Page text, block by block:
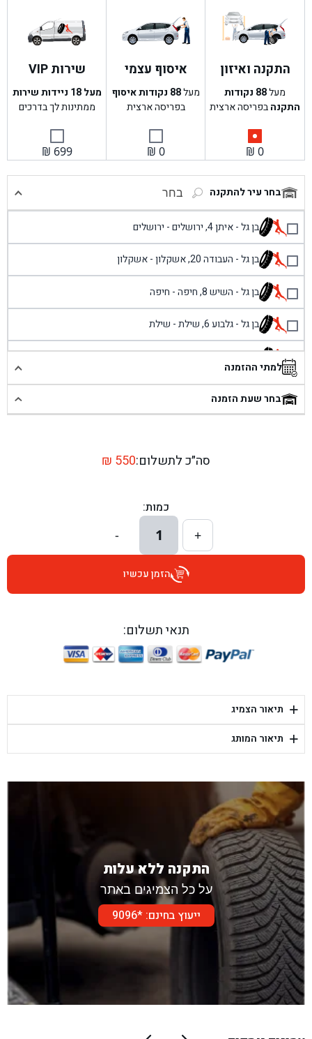
התקנה ואיזון
מעל88 נקודות
התקנהבפריסה ארצית
₪ 0
איסוף עצמי
מעל88 נקודות איסוף
בפריסה ארצית
₪ 0
שירות VIP
מעל 18 ניידות שירות
ממתינות לך בדרכים
₪ 699
בחר עיר להתקנה בחר
בן גל - איתן 4, ירושלים - ירושלים
בן גל - העבודה 20, אשקלון - אשקלון
בן גל - השיש 8, חיפה - חיפה
בן גל - גלבוע 6, שילת - שילת
בן גל - פוריידיס, כניסה צפונית מול כביש 4 - פרדיס
בן גל - שכונת אזור תעשייה זעירה, עיילבון - עיילבון
בן גל - דרך השבעה 20, אזור - אזור
בן גל - הרצל 6, גדרה - גדרה
בן גל - שדרות דוד בן גוריון 8, באר שבע - באר שבע
בן גל - היובלים 26, הוד השרון - הוד השרון
בן גל - יפת 88, תל אביב יפו - תל אביב
בן גל - דור אלון הר טוב - בית שמש
למתי ההזמנה
בחר שעת הזמנה
סה״כ לתשלום: ₪ 550
כמות:
+
1
-
הזמן עכשיו
תנאי תשלום:
+ תיאור הצמיג
+ תיאור המותג
התקנה ללא עלות
על כל הצמיגים באתר
ייעוץ בחינם: *9096